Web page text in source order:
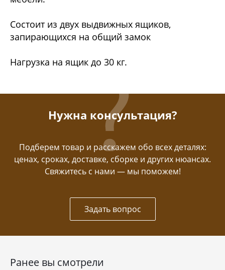
Состоит из двух выдвижных ящиков,
запирающихся на общий замок
Нагрузка на ящик до 30 кг.
Нужна консультация?
Подберем товар и расскажем обо всех деталях:
ценах, сроках, доставке, сборке и других нюансах.
Свяжитесь с нами — мы поможем!
Задать вопрос
Ранее вы смотрели